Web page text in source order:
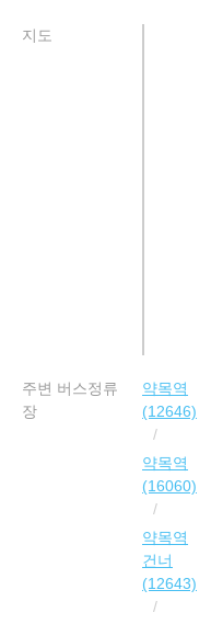
지도
주변 버스정류
장
약목역
(12646)
약목역
(16060)
약목역
건너
(12643)